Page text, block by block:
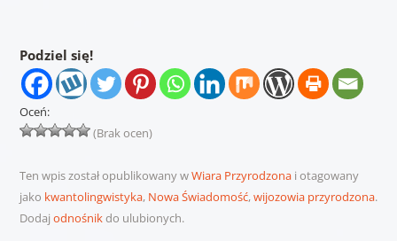
Podziel się!
Oceń:
(Brak ocen)
Ten wpis został opublikowany wWiara Przyrodzonai otagowany
jako kwantolingwistyka, Nowa Świadomość,wijozowia przyrodzona.
Dodaj odnośnikdo ulubionych.